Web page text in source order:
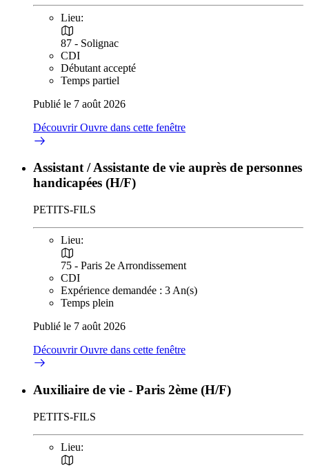
Lieu:
87 - Solignac
CDI
Débutant accepté
Temps partiel
Publié le 7 août 2026
DécouvrirOuvre dans cette fenêtre
Assistant / Assistante de vie auprès de personnes
handicapées (H/F)
PETITS-FILS
Lieu:
75 - Paris 2e Arrondissement
CDI
Expérience demandée : 3 An(s)
Temps plein
Publié le 7 août 2026
DécouvrirOuvre dans cette fenêtre
Auxiliaire de vie - Paris 2ème (H/F)
PETITS-FILS
Lieu: